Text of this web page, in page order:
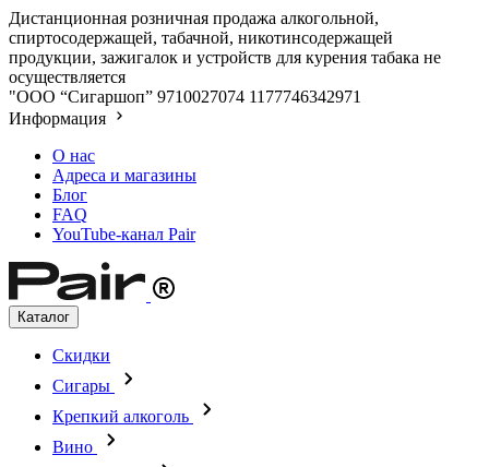
Дистанционная розничная продажа алкогольной,
спиртосодержащей, табачной, никотинсодержащей
продукции, зажигалок и устройств для курения табака не
осуществляется
"ООО “Сигаршоп” 9710027074 1177746342971
Информация
О нас
Адреса и магазины
Блог
FAQ
YouTube-канал Pair
Каталог
Скидки
Сигары
Крепкий алкоголь
Вино